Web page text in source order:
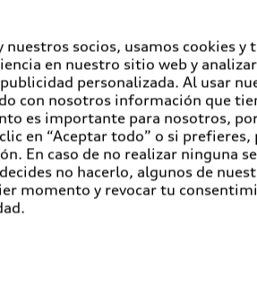
Services
Audi Safe
a clientes
nuestros socios, usamos cookies
en nuestro sitio web y
personalizada. Al usar
con nosotros información que
es importante para nosotros,
en “Aceptar todo” o si
En caso de no realizar ninguna
no hacerlo, algunos de
momento y revocar tu